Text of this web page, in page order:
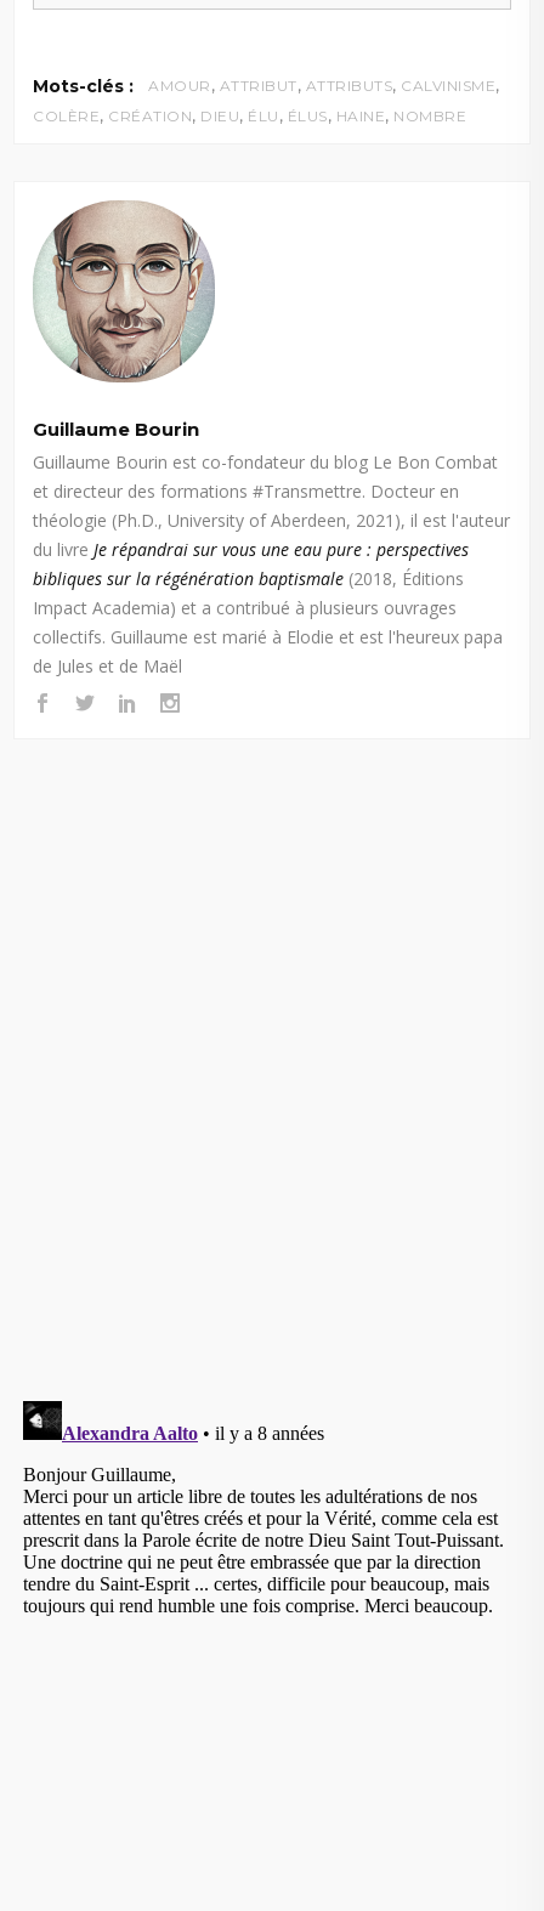
Mots-clés : AMOUR , ATTRIBUT, ATTRIBUTS, CALVINISME,
COLÈRE, CRÉATION, DIEU, ÉLU , ÉLUS, HAINE, NOMBRE
Guillaume Bourin
Guillaume Bourin est co-fondateur du blog Le Bon Combat
et directeur des formations #Transmettre. Docteur en
théologie (Ph.D., University of Aberdeen, 2021), il est l'auteur
du livre Je répandrai sur vous une eau pure : perspectives
bibliques sur la régénération baptismale (2018, Éditions
Impact Academia) et a contribué à plusieurs ouvrages
collectifs. Guillaume est marié à Elodie et est l'heureux papa
de Jules et de Maël